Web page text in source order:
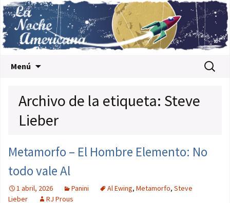
Menú Buscar:
Archivo de la etiqueta: Steve
Lieber
Metamorfo – El Hombre Elemento: No
todo vale Al
1 abril, 2026 Panini Al Ewing, Metamorfo, Steve
Lieber
RJ Prous